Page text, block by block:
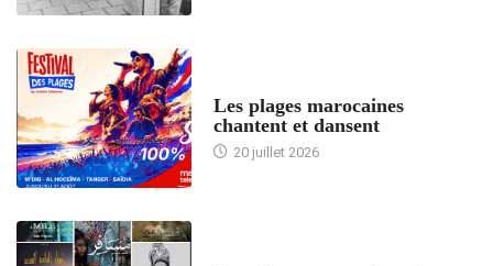
Les plages marocaines
chantent et dansent
20 juillet 2026